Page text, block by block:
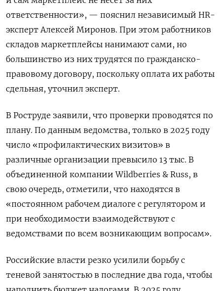
ответственности», — пояснил независимый HR-
эксперт Алексей Миронов. При этом работников
складов маркетплейсы нанимают сами, но
большинство из них трудятся по гражданско-
правовому договору, поскольку оплата их работы
сдельная, уточнил эксперт.
В Роструде заявили, что проверки проводятся по
плану. По данным ведомства, только в 2025 году
число «профилактических визитов» в
различные организации превысило 13 тыс. В
объединенной компании Wildberries & Russ, в
свою очередь, отметили, что находятся в
«постоянном рабочем диалоге с регулятором и
при необходимости взаимодействуют с
ведомствами по всем возникающим вопросам».
Российские власти резко усилили борьбу с
теневой занятостью в последние два года, чтобы